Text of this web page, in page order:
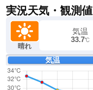
実況天気・観測値
晴れ
気温
33.7℃
気温